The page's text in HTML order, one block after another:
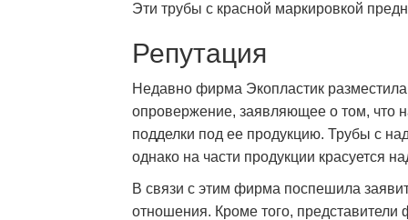
Эти трубы с красной маркировкой
Репутация
Недавно фирма Экопластик
опровержение, заявляющее о том, что
подделки под ее продукцию. Трубы с
однако на части продукции красуется
В связи с этим фирма поспешила
отношения. Кроме того,